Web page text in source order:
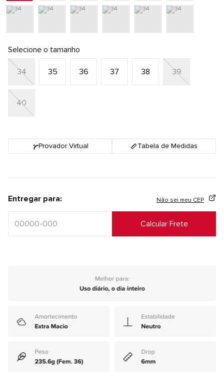
Selecione o tamanho
34 35 36 37 38 39
40
Provador Virtual Tabela de Medidas
Entregar para: Não sei meu CEP